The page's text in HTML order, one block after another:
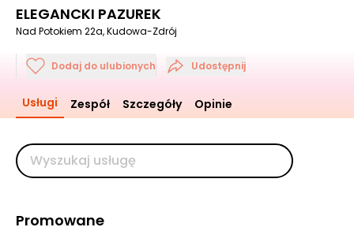
ELEGANCKI PAZUREK
Nad Potokiem 22a, Kudowa-Zdrój
Dodaj do ulubionych Udostępnij
Usługi Zespół Szczegóły Opinie
Promowane